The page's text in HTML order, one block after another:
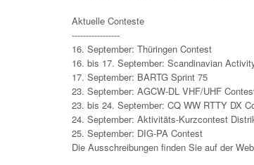
Aktuelle Conteste
-----------------
16. September: Thüringen Contest
16. bis 17. September: Scandinavian
17. September: BARTG Sprint 75
23. September: AGCW-DL VHF/UHF
23. bis 24. September: CQ WW RTTY DX
24. September: Aktivitäts-Kurzcontest
25. September: DIG-PA Contest
Die Ausschreibungen finden Sie auf der